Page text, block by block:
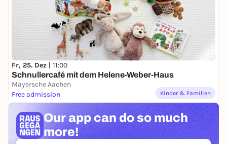
Fr, 25. Dez | 11:00
Schnullercafé mit dem Helene-Weber-Haus
Mayersche Aachen
Free admission
Kinder & Familien
Our app can do so much
more!